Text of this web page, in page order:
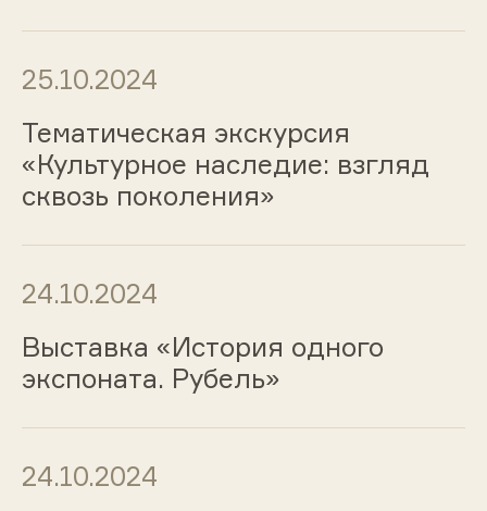
25.10.2024
Тематическая экскурсия
«Культурное наследие: взгляд
сквозь поколения»
24.10.2024
Выставка «История одного
экспоната. Рубель»
24.10.2024